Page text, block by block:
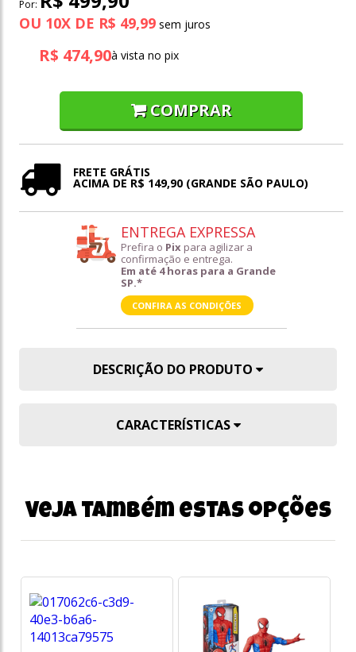
Por:
OU 10X DE R$ 49,99
R$ 474,90à vista no pix
COMPRAR
FRETE GRÁTIS
ACIMA DE R$ 149,90 (GRANDE SÃO PAULO)
ENTREGA EXPRESSA
Prefira o Pix para agilizar a
confirmação e entrega.
Em até 4 horas para a Grande
SP.*
CONFIRA AS CONDIÇÕES
DESCRIÇÃO DO PRODUTO
CARACTERÍSTICAS
Veja também estas opções